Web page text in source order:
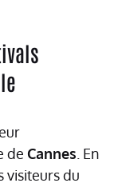
de Cannes . En
visiteurs du